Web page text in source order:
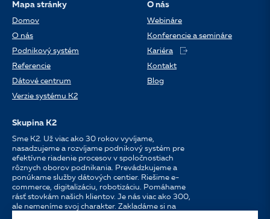
Mapa stránky
Domov
O nás
Podnikový systém
Referencie
Dátové centrum
Verzie systému K2
O nás
Webináre
Konferencie a semináre
Kariéra
Kontakt
Blog
Skupina K2
Sme K2. Už viac ako 30 rokov vyvíjame,
nasadzujeme a rozvíjame podnikový systém pre
efektívne riadenie procesov v spoločnostiach
rôznych oborov podnikania. Prevádzkujeme a
ponúkame služby dátových centier. Riešime e-
commerce, digitalizáciu, robotizáciu. Pomáhame
rásť stovkám našich klientov. Je nás viac ako 300,
ale nemeníme svoj charakter. Zakladáme si na